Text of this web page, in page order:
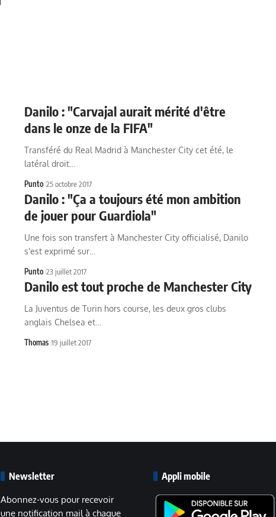
Danilo : "Carvajal aurait mérité d'être
dans le onze de la FIFA"
Transféré du Real Madrid à Manchester City cet été, le
latéral droit…
Punto 25 octobre 2017
Danilo : "Ça a toujours été mon ambition
de jouer pour Guardiola"
Une fois son transfert à Manchester City officialisé, Danilo
s'est exprimé sur…
Punto 23 juillet 2017
Danilo est tout proche de Manchester City
La Juventus de Turin hors course, les deux gros clubs
anglais Chelsea et…
Thomas 19 juillet 2017
Newsletter
Abonnez-vous pour recevoir
une notification mail à chaque
Appli mobile